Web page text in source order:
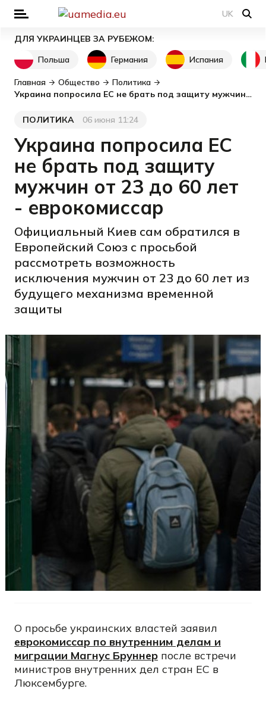
UK
ДЛЯ УКРАИНЦЕВ ЗА РУБЕЖОМ:
Польша
Германия Испания
Главная Общество
Политика
Украина попросила ЕС не брать под защиту мужчин от 23 до 60 лет - еврокомиссар
Категория
ПОЛИТИКА
Дата публикации
06 июня 11:24
Украина попросила ЕС
не брать под защиту
мужчин от 23 до 60 лет
- еврокомиссар
Официальный Киев сам обратился в
Европейский Союз с просьбой
рассмотреть возможность
исключения мужчин от 23 до 60 лет из
будущего механизма временной
защиты
О просьбе украинских властей заявил
еврокомиссар по внутренним делам и
миграции Магнус Бруннер после встречи
министров внутренних дел стран ЕС в
Люксембурге.